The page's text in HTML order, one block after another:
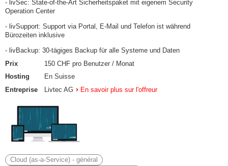
- livSec: State-of-the-Art Sicherheitspaket mit eigenem Security
Operation Center
- livSupport: Support via Portal, E-Mail und Telefon ist während
Bürozeiten inklusive
- livBackup: 30-tägiges Backup für alle Systeme und Daten
Prix
150 CHF pro Benutzer / Monat
Hosting
En Suisse
Entreprise
Livtec AG En savoir plus sur l'offreur
Cloud (as-a-Service) - général